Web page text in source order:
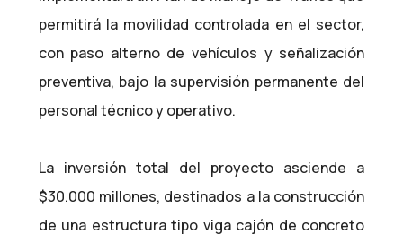
permitirá la movilidad controlada en el sector,
con paso alterno de vehículos y señalización
preventiva, bajo la supervisión permanente del
personal técnico y operativo.
La inversión total del proyecto asciende a
$30.000 millones, destinados a la construcción
de una estructura tipo viga cajón de concreto